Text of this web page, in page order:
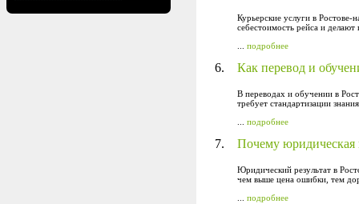
Курьерские услуги в Ростове-
себестоимость рейса и
подробнее
6. Как перевод и
В переводах и обучении в
требует стандартизации
подробнее
7. Почему юридическая
Юридический результат в
чем выше цена ошибки, тем
подробнее